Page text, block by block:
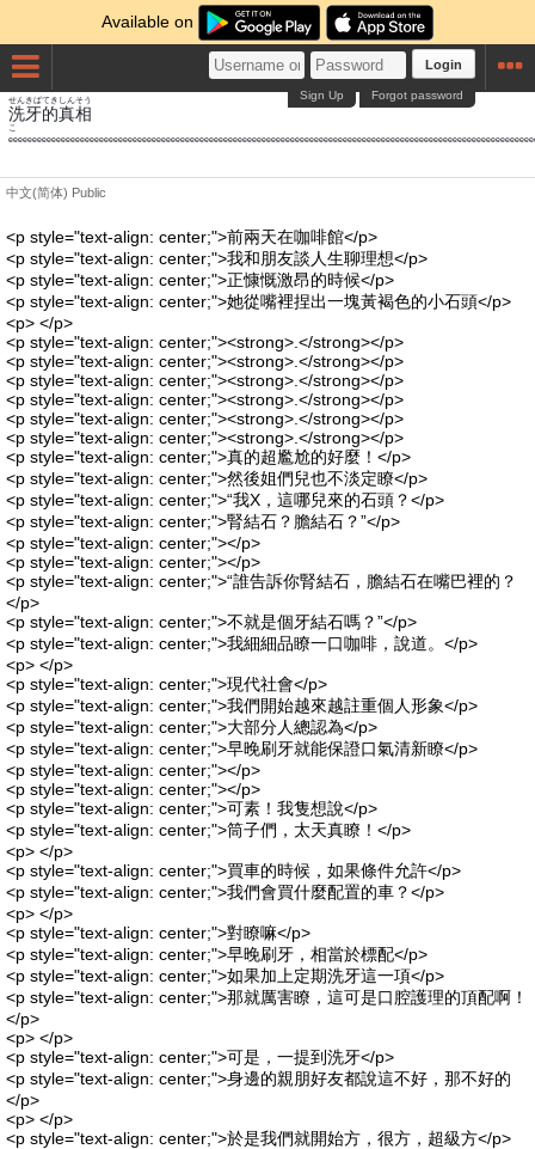
Available on
Login
Forgot password
Sign Up
洗
せん
牙
きば
的
てき
真相
しんそう
中文(简体) Public
<p style="text-align: center;">前兩天在咖啡館</p>
<p style="text-align: center;">我和朋友談人生聊理想</p>
<p style="text-align: center;">正慷慨激昂的時候</p>
<p style="text-align: center;">她從嘴裡捏出一塊黃褐色的小石頭</p>
<p> </p>
<p style="text-align: center;"><strong>.</strong></p>
<p style="text-align: center;"><strong>.</strong></p>
<p style="text-align: center;"><strong>.</strong></p>
<p style="text-align: center;"><strong>.</strong></p>
<p style="text-align: center;"><strong>.</strong></p>
<p style="text-align: center;"><strong>.</strong></p>
<p style="text-align: center;">真的超尷尬的好麼！</p>
<p style="text-align: center;">然後姐們兒也不淡定瞭</p>
<p style="text-align: center;">“我X，這哪兒來的石頭？</p>
<p style="text-align: center;">腎結石？膽結石？”</p>
<p style="text-align: center;"></p>
<p style="text-align: center;"></p>
<p style="text-align: center;">“誰告訴你腎結石，膽結石在嘴巴裡的？
</p>
<p style="text-align: center;">不就是個牙結石嗎？”</p>
<p style="text-align: center;">我細細品瞭一口咖啡，說道。</p>
<p> </p>
<p style="text-align: center;">現代社會</p>
<p style="text-align: center;">我們開始越來越註重個人形象</p>
<p style="text-align: center;">大部分人總認為</p>
<p style="text-align: center;">早晚刷牙就能保證口氣清新瞭</p>
<p style="text-align: center;"></p>
<p style="text-align: center;"></p>
<p style="text-align: center;">可素！我隻想說</p>
<p style="text-align: center;">筒子們，太天真瞭！</p>
<p> </p>
<p style="text-align: center;">買車的時候，如果條件允許</p>
<p style="text-align: center;">我們會買什麼配置的車？</p>
<p> </p>
<p style="text-align: center;">對瞭嘛</p>
<p style="text-align: center;">早晚刷牙，相當於標配</p>
<p style="text-align: center;">如果加上定期洗牙這一項</p>
<p style="text-align: center;">那就厲害瞭，這可是口腔護理的頂配啊！
</p>
<p> </p>
<p style="text-align: center;">可是，一提到洗牙</p>
<p style="text-align: center;">身邊的親朋好友都說這不好，那不好的
</p>
<p> </p>
<p style="text-align: center;">於是我們就開始方，很方，超級方</p>